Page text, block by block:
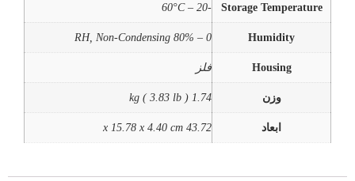
Storage Temperature
-20 – 60°C
Humidity
0 – 80% RH, Non-Condensing
Housing فلز
وزن 1.74 kg ( 3.83 lb )
ابعاد 43.72 x 15.78 x 4.40 cm